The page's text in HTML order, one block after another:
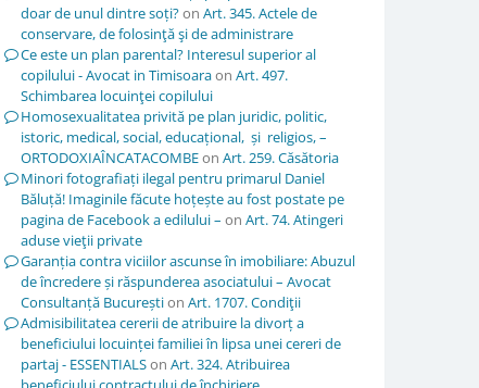
doar de unul dintre soți?on Art. 345. Actele de
conservare, de folosinţă şi de administrare
Ce este un plan parental? Interesul superior al
copilului - Avocat in Timisoaraon Art. 497.
Schimbarea locuinţei copilului
Homosexualitatea privită pe plan juridic, politic,
istoric, medical, social, educațional, și religios, –
ORTODOXIAÎNCATACOMBEon Art. 259. Căsătoria
Minori fotografiați ilegal pentru primarul Daniel
Băluță! Imaginile făcute hoțește au fost postate pe
pagina de Facebook a edilului – on Art. 74. Atingeri
aduse vieţii private
Garanția contra viciilor ascunse în imobiliare: Abuzul
de încredere și răspunderea asociatului – Avocat
Consultanță Bucureștion Art. 1707. Condiţii
Admisibilitatea cererii de atribuire la divorț a
beneficiului locuinței familiei în lipsa unei cereri de
partaj - ESSENTIALSon Art. 324. Atribuirea